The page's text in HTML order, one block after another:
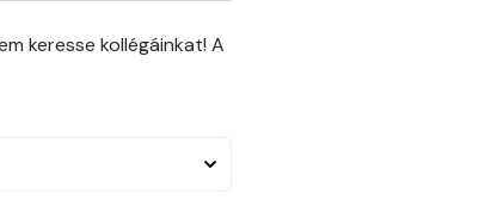
keresse kollégáinkat! A